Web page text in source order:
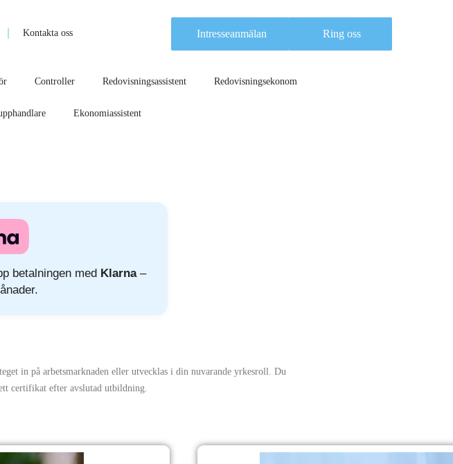
Kontakta oss Intresseanmälan Ring oss
Controller Redovisningsassistent Redovisningsekonom
Ekonomiassistent
betalningen med Klarna–
in på arbetsmarknaden eller utvecklas i din nuvarande yrkesroll. Du
certifikat efter avslutad utbildning.